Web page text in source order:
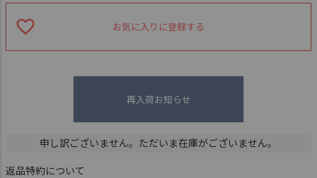
お気に入りに登録する
再入荷お知らせ
申し訳ございません。ただいま在庫がございません。
返品特約について